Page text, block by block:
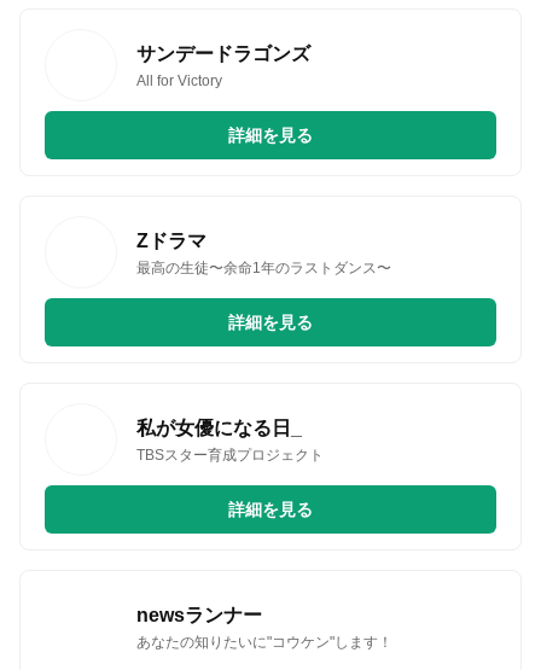
サンデードラゴンズ
All for Victory
詳細を見る
Zドラマ
最高の生徒〜余命1年のラストダンス〜
詳細を見る
私が女優になる日_
TBSスター育成プロジェクト
詳細を見る
newsランナー
あなたの知りたいに"コウケン"します！